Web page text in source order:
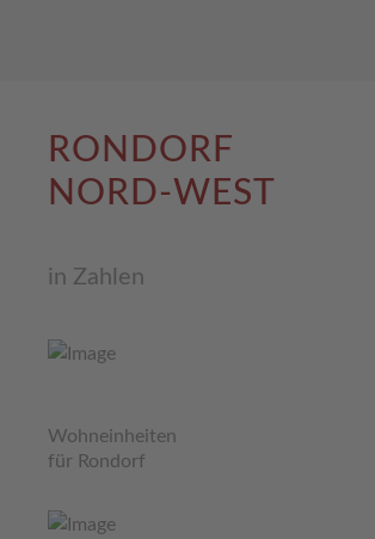
RONDORF
NORD-WEST
in Zahlen
Wohneinheiten
für Rondorf